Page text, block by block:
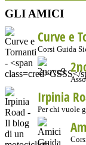
GLI AMICI
Curve e
Corsi Guida
Irpinia
Per chi vuole